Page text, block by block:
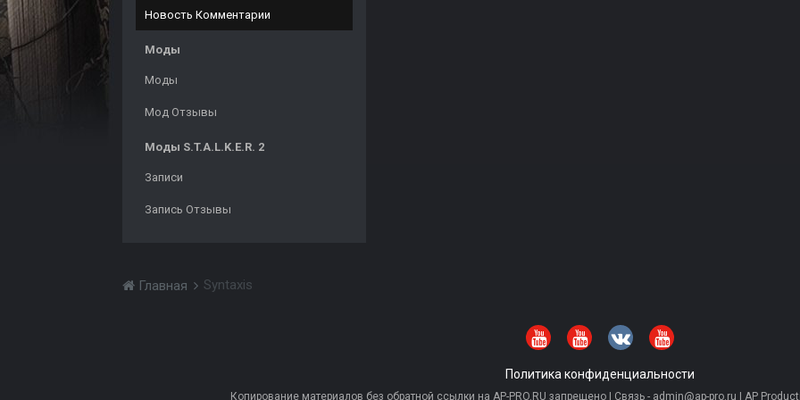
Новость Комментарии
Моды
Моды
Мод Отзывы
Моды S.T.A.L.K.E.R. 2
Записи
Запись Отзывы
Главная Syntaxis
Политика конфиденциальности
Копирование материалов без обратной ссылки на AP-PRO.RU запрещено | Связь - admin@ap-pro.ru | AP